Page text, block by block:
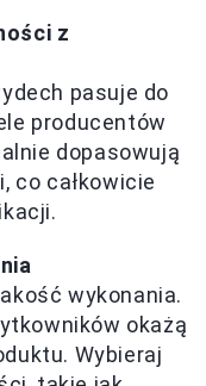
z
pasuje do
producentów
dopasowują
co całkowicie
wykonania.
okażą
Wybieraj